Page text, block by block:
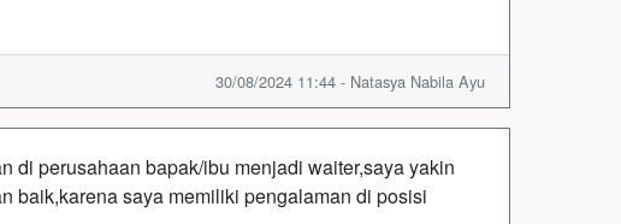
30/08/2024 11:44 - Natasya Nabila Ayu
di perusahaan bapak/ibu menjadi waiter,saya yakin
baik,karena saya memiliki pengalaman di posisi